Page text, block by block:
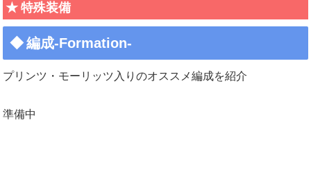
特殊装備
編成-Formation-
プリンツ・モーリッツ入りのオススメ編成を紹介
準備中